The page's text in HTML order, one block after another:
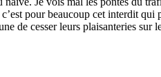
pour beaucoup cet interdit qui
de cesser leurs plaisanteries sur